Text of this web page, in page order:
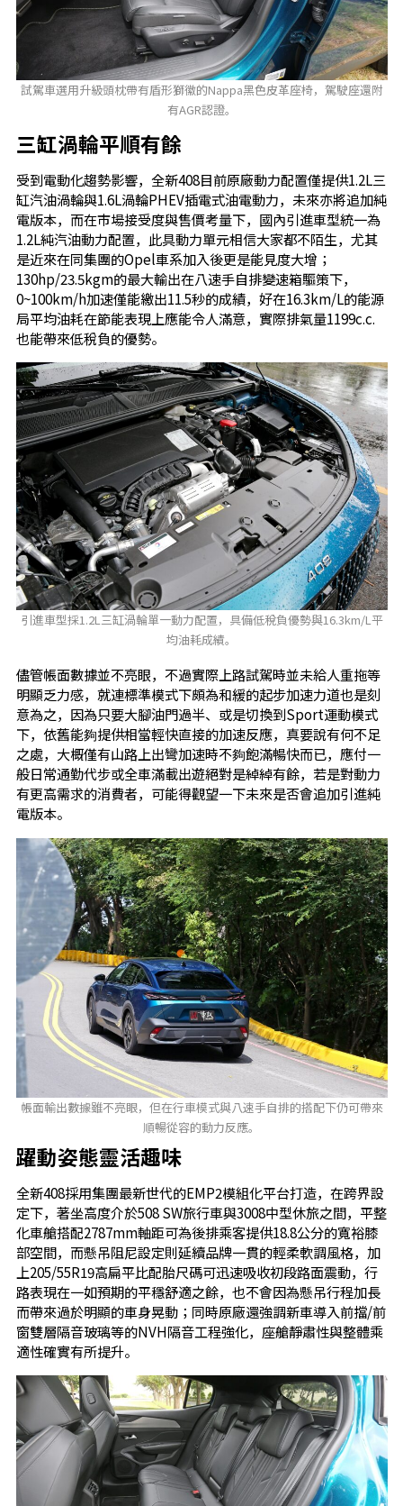
試駕車選用升級頭枕帶有盾形獅徽的Nappa黑色皮革座椅，駕駛座還附
有AGR認證。
三缸渦輪平順有餘
受到電動化趨勢影響，全新408目前原廠動力配置僅提供1.2L三
缸汽油渦輪與1.6L渦輪PHEV插電式油電動力，未來亦將追加純
電版本，而在市場接受度與售價考量下，國內引進車型統一為
1.2L純汽油動力配置，此具動力單元相信大家都不陌生，尤其
是近來在同集團的Opel車系加入後更是能見度大增；
130hp/23.5kgm的最大輸出在八速手自排變速箱驅策下，
0~100km/h加速僅能繳出11.5秒的成績，好在16.3km/L的能源
局平均油耗在節能表現上應能令人滿意，實際排氣量1199c.c.
也能帶來低稅負的優勢。
引進車型採1.2L三缸渦輪單一動力配置，具備低稅負優勢與16.3km/L平
均油耗成績。
儘管帳面數據並不亮眼，不過實際上路試駕時並未給人重拖等
明顯乏力感，就連標準模式下頗為和緩的起步加速力道也是刻
意為之，因為只要大腳油門過半、或是切換到Sport運動模式
下，依舊能夠提供相當輕快直接的加速反應，真要說有何不足
之處，大概僅有山路上出彎加速時不夠飽滿暢快而已，應付一
般日常通勤代步或全車滿載出遊絕對是綽綽有餘，若是對動力
有更高需求的消費者，可能得觀望一下未來是否會追加引進純
電版本。
帳面輸出數據雖不亮眼，但在行車模式與八速手自排的搭配下仍可帶來
順暢從容的動力反應。
躍動姿態靈活趣味
全新408採用集團最新世代的EMP2模組化平台打造，在跨界設
定下，著坐高度介於508 SW旅行車與3008中型休旅之間，平整
化車艙搭配2787mm軸距可為後排乘客提供18.8公分的寬裕膝
部空間，而懸吊阻尼設定則延續品牌一貫的輕柔軟調風格，加
上205/55R19高扁平比配胎尺碼可迅速吸收初段路面震動，行
路表現在一如預期的平穩舒適之餘，也不會因為懸吊行程加長
而帶來過於明顯的車身晃動；同時原廠還強調新車導入前擋/前
窗雙層隔音玻璃等的NVH隔音工程強化，座艙靜肅性與整體乘
適性確實有所提升。